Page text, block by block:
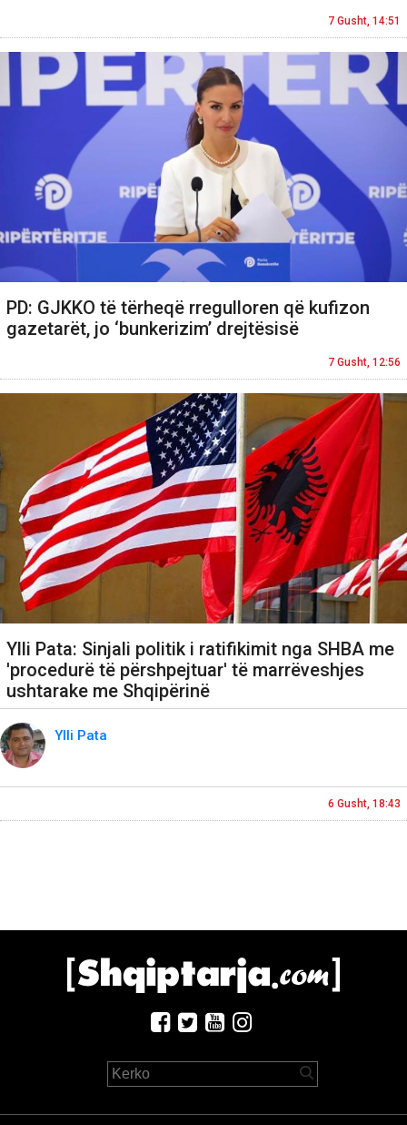
7 Gusht, 14:51
PD: GJKKO të tërheqë rregulloren që kufizon
gazetarët, jo ‘bunkerizim’ drejtësisë
7 Gusht, 12:56
Ylli Pata: Sinjali politik i ratifikimit nga SHBA me
'procedurë të përshpejtuar' të marrëveshjes
ushtarake me Shqipërinë
Ylli Pata
6 Gusht, 18:43